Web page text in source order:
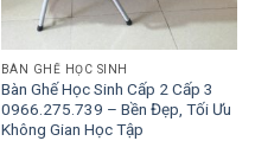
BÀN GHẾ HỌC SINH
Bàn Ghế Học Sinh Cấp 2 Cấp 3
0966.275.739 – Bền Đẹp, Tối Ưu
Không Gian Học Tập